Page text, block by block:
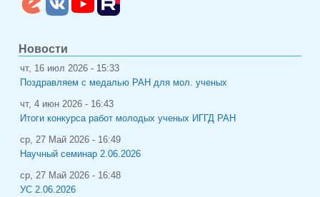
Новости
чт, 16 июл 2026 - 15:33
Поздравляем с медалью РАН для мол. ученых
чт, 4 июн 2026 - 16:43
Итоги конкурса работ молодых ученых ИГГД РАН
ср, 27 Май 2026 - 16:49
Научный семинар 2.06.2026
ср, 27 Май 2026 - 16:48
УС 2.06.2026